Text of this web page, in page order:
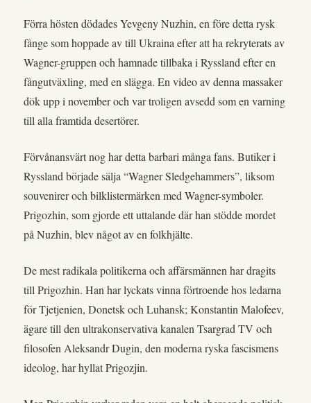
Förra hösten dödades Yevgeny Nuzhin, en före detta rysk
fånge som hoppade av till Ukraina efter att ha rekryterats av
Wagner-gruppen och hamnade tillbaka i Ryssland efter en
fångutväxling, med en slägga. En video av denna massaker
dök upp i november och var troligen avsedd som en varning
till alla framtida desertörer.
Förvånansvärt nog har detta barbari många fans. Butiker i
Ryssland började sälja “Wagner Sledgehammers”, liksom
souvenirer och bilklistermärken med Wagner-symboler.
Prigozhin, som gjorde ett uttalande där han stödde mordet
på Nuzhin, blev något av en folkhjälte.
De mest radikala politikerna och affärsmännen har dragits
till Prigozhin. Han har lyckats vinna förtroende hos ledarna
för Tjetjenien, Donetsk och Luhansk; Konstantin Malofeev,
ägare till den ultrakonservativa kanalen Tsargrad TV och
filosofen Aleksandr Dugin, den moderna ryska fascismens
ideolog, har hyllat Prigozjin.